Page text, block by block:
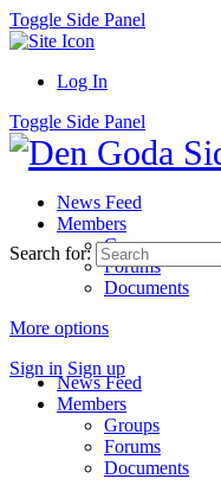
Toggle Side Panel
Log In
Toggle Side Panel
News Feed
Members
Groups
Forums
Documents
More options
Sign in Sign up
Search for:
News Feed
Members
Groups
Forums
Documents